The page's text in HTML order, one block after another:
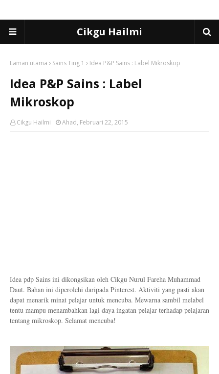
Cikgu Hailmi
Laman utama Sains Ting 1 Idea P&P Sains : Label Mikroskop
Idea P&P Sains : Label
Mikroskop
Cikgu Hailmi Ahad, Februari 22, 2015
Idea pdp Sains ini dikongsikan oleh Cikgu Nurul Fareha Muhammad
Daut. Bahan ini diperolehi daripada Pinterest. Aktiviti yang pasti akan
dapat menarik minat pelajar untuk mencuba. Mewarna sambil melabel
tentu mampu menambahkan lagi daya ingatan pelajar terhadap pelajaran
tentang mikroskop. Selamat mencuba!